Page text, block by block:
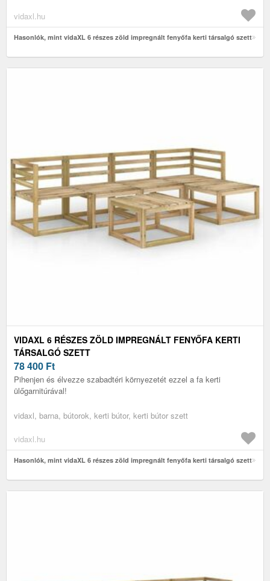
vidaxl.hu
Hasonlók, mint vidaXL 6 részes zöld impregnált fenyőfa kerti társalgó szett
VIDAXL 6 RÉSZES ZÖLD IMPREGNÁLT FENYŐFA KERTI
TÁRSALGÓ SZETT
78 400 Ft
Pihenjen és élvezze szabadtéri környezetét ezzel a fa kerti
ülőgarnitúrával!
vidaxl, barna, bútorok, kerti bútor, kerti bútor szett
vidaxl.hu
Hasonlók, mint vidaXL 6 részes zöld impregnált fenyőfa kerti társalgó szett